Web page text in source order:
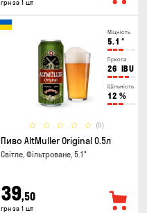
грн за 1 шт
Міцність
5.1 °
Гіркота
26 IBU
Щільність
12 %
(0)
Пиво AltMuller Original 0.5л
Світле, Фільтроване, 5.1°
39,50
грн за 1 шт